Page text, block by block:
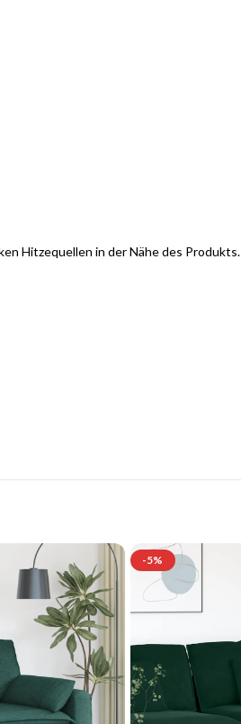
Hitzequellen in der Nähe des Produkts.
-5%